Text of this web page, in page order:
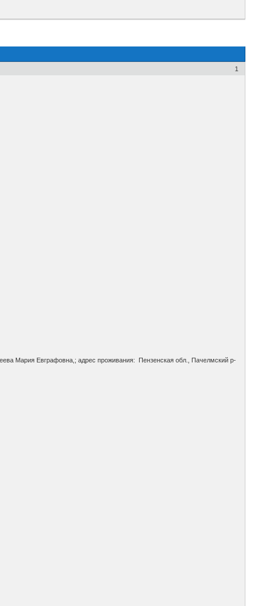
1
Мария Евграфовна,; адрес проживания: Пензенская обл., Пачелмский р-